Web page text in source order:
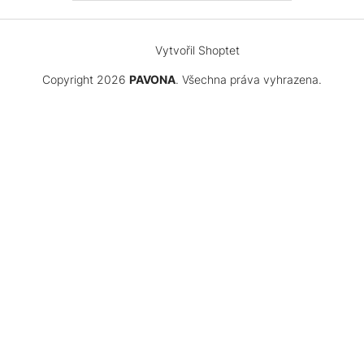
Vytvořil Shoptet
Copyright 2026 PAVONA. Všechna práva vyhrazena.